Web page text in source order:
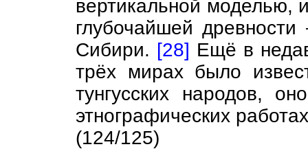
вертикальной моделью,
глубочайшей
Сибири. [28] Ещё в
трёх мирах было
тунгусских народов,
этнографических
(124/125)